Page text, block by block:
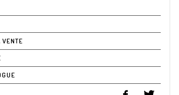
VENTE